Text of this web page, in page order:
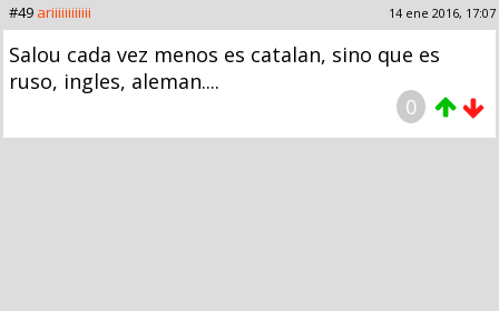
#49 ariiiiiiiiiiii 14 ene 2016, 17:07
Salou cada vez menos es catalan, sino que es
ruso, ingles, aleman....
0